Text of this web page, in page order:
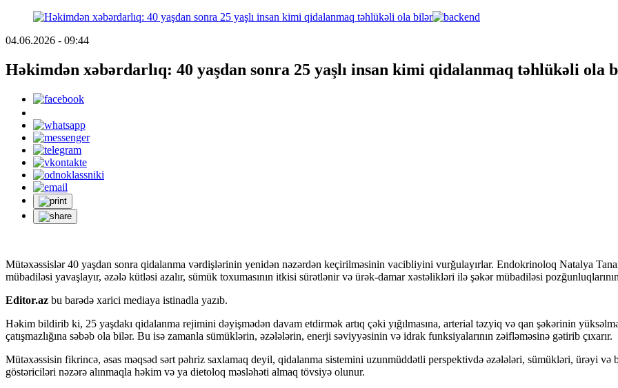
04.06.2026 - 09:44
Həkimdən xəbərdarlıq: 40 yaşdan sonra 25 yaşlı insan kimi qidalanmaq təhlükəli ola
Mütəxəssislər 40 yaşdan sonra qidalanma vərdişlərinin yenidən nəzərdən keçirilməsinin vacibliyini vurğulayırlar. Endokrinoloq Natalya
mübadiləsi yavaşlayır, əzələ kütləsi azalır, sümük toxumasının itkisi sürətlənir və ürək-damar xəstəlikləri ilə şəkər mübadiləsi
Editor.az bu barədə xarici mediaya istinadla yazıb.
Həkim bildirib ki, 25 yaşdakı qidalanma rejimini dəyişmədən davam etdirmək artıq çəki yığılmasına, arterial təzyiq və qan şəkərinin
çatışmazlığına səbəb ola bilər. Bu isə zamanla sümüklərin, əzələlərin, enerji səviyyəsinin və idrak funksiyalarının zəifləməsinə gətirib çıxarır.
Mütəxəssisin fikrincə, əsas məqsəd sərt pəhriz saxlamaq deyil, qidalanma sistemini uzunmüddətli perspektivdə əzələləri, sümükləri, ürəyi və
göstəriciləri nəzərə alınmaqla həkim və ya dietoloq məsləhəti almaq tövsiyə olunur.